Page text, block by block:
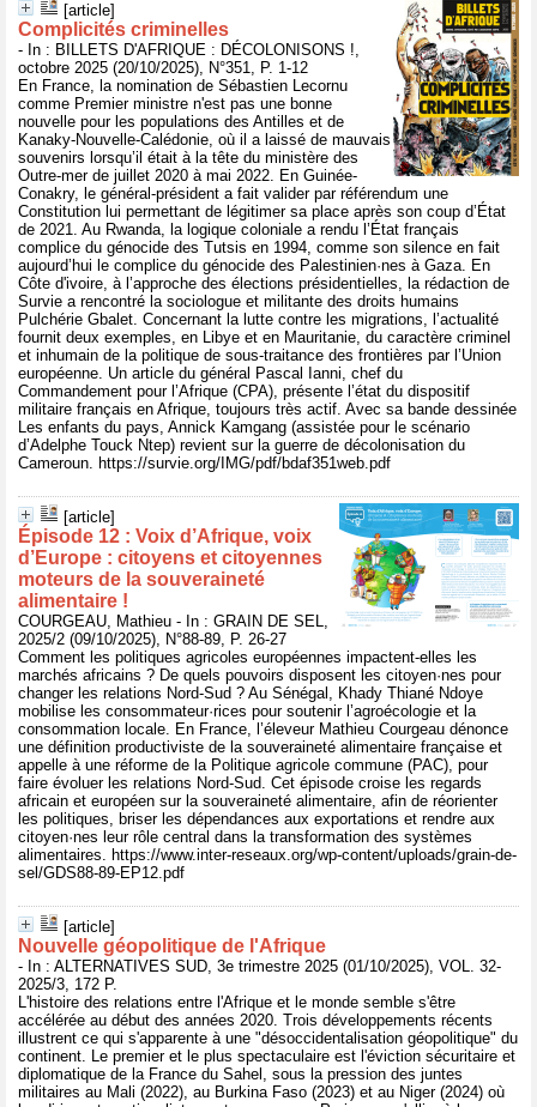
[article]
Complicités criminelles
- In : BILLETS D'AFRIQUE : DÉCOLONISONS !,
octobre 2025 (20/10/2025), N°351, P. 1-12
En France, la nomination de Sébastien Lecornu
comme Premier ministre n'est pas une bonne
nouvelle pour les populations des Antilles et de
Kanaky-Nouvelle-Calédonie, où il a laissé de mauvais
souvenirs lorsqu’il était à la tête du ministère des
Outre-mer de juillet 2020 à mai 2022. En Guinée-
Conakry, le général-président a fait valider par référendum une
Constitution lui permettant de légitimer sa place après son coup d’État
de 2021. Au Rwanda, la logique coloniale a rendu l’État français
complice du génocide des Tutsis en 1994, comme son silence en fait
aujourd’hui le complice du génocide des Palestinien·nes à Gaza. En
Côte d'ivoire, à l’approche des élections présidentielles, la rédaction de
Survie a rencontré la sociologue et militante des droits humains
Pulchérie Gbalet. Concernant la lutte contre les migrations, l’actualité
fournit deux exemples, en Libye et en Mauritanie, du caractère criminel
et inhumain de la politique de sous-traitance des frontières par l’Union
européenne. Un article du général Pascal Ianni, chef du
Commandement pour l’Afrique (CPA), présente l’état du dispositif
militaire français en Afrique, toujours très actif. Avec sa bande dessinée
Les enfants du pays, Annick Kamgang (assistée pour le scénario
d’Adelphe Touck Ntep) revient sur la guerre de décolonisation du
Cameroun. https://survie.org/IMG/pdf/bdaf351web.pdf
[article]
Épisode 12 : Voix d’Afrique, voix
d’Europe : citoyens et citoyennes
moteurs de la souveraineté
alimentaire !
COURGEAU, Mathieu - In : GRAIN DE SEL,
2025/2 (09/10/2025), N°88-89, P. 26-27
Comment les politiques agricoles européennes impactent-elles les
marchés africains ? De quels pouvoirs disposent les citoyen·nes pour
changer les relations Nord-Sud ? Au Sénégal, Khady Thiané Ndoye
mobilise les consommateur·rices pour soutenir l’agroécologie et la
consommation locale. En France, l’éleveur Mathieu Courgeau dénonce
une définition productiviste de la souveraineté alimentaire française et
appelle à une réforme de la Politique agricole commune (PAC), pour
faire évoluer les relations Nord-Sud. Cet épisode croise les regards
africain et européen sur la souveraineté alimentaire, afin de réorienter
les politiques, briser les dépendances aux exportations et rendre aux
citoyen·nes leur rôle central dans la transformation des systèmes
alimentaires. https://www.inter-reseaux.org/wp-content/uploads/grain-de-
sel/GDS88-89-EP12.pdf
[article]
Nouvelle géopolitique de l'Afrique
- In : ALTERNATIVES SUD, 3e trimestre 2025 (01/10/2025), VOL. 32-
2025/3, 172 P.
L'histoire des relations entre l'Afrique et le monde semble s'être
accélérée au début des années 2020. Trois développements récents
illustrent ce qui s'apparente à une "désoccidentalisation géopolitique" du
continent. Le premier et le plus spectaculaire est l'éviction sécuritaire et
diplomatique de la France du Sahel, sous la pression des juntes
militaires au Mali (2022), au Burkina Faso (2023) et au Niger (2024) où